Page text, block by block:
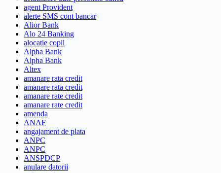
agent Provident
alerte SMS cont bancar
Alior Bank
Alo 24 Banking
alocatie copil
Alpha Bank
Alpha Bank
Altex
amanare rata credit
amanare rata credit
amanare rate credit
amanare rate credit
amenda
ANAF
angajament de plata
ANPC
ANPC
ANSPDCP
anulare datorii